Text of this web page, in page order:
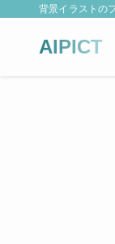
背景イラストの
AIPICT